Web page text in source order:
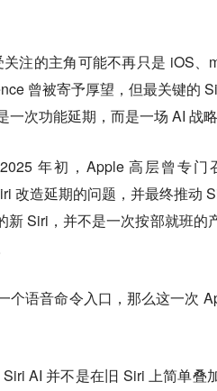
注的主角可能不再只是 iOS、
曾被寄予厚望，但最关键的
次功能延期，而是一场 AI 战略
年初，Apple 高层曾专
改造延期的问题，并最终推动
新 Siri，并不是一次按部就班的
个语音命令入口，那么这一次
AI 并不是在旧 Siri 上简单叠